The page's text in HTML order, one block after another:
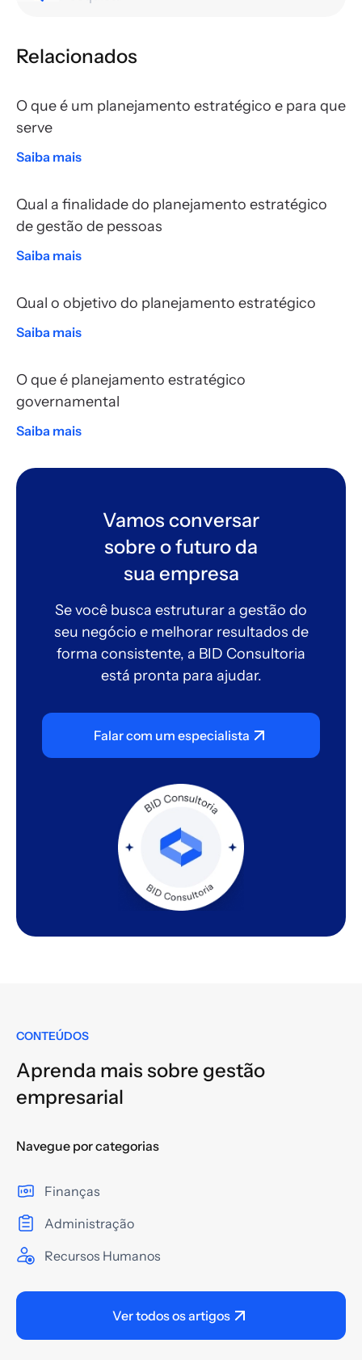
Relacionados
O que é um planejamento estratégico e para que
serve
Saiba mais
Qual a finalidade do planejamento estratégico
de gestão de pessoas
Saiba mais
Qual o objetivo do planejamento estratégico
Saiba mais
O que é planejamento estratégico
governamental
Saiba mais
Vamos conversar
sobre o futuro da
sua empresa
Se você busca estruturar a gestão do
seu negócio e melhorar resultados de
forma consistente, a BID Consultoria
está pronta para ajudar.
Falar com um especialista
CONTEÚDOS
Aprenda mais sobre gestão
empresarial
Navegue por categorias
Finanças
Administração
Recursos Humanos
Ver todos os artigos